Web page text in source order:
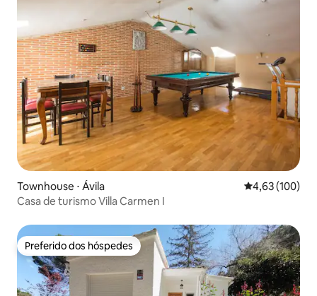
Townhouse ⋅ Ávila‎ 4,63 de uma
4,63 (100)
Casa de turismo Villa Carmen I
Preferido dos hóspedes
Preferido dos hóspedes